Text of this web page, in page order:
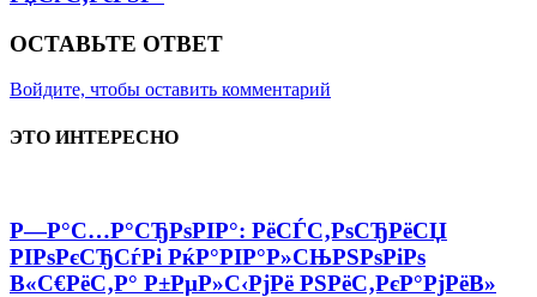
ОСТАВЬТЕ ОТВЕТ
Войдите, чтобы оставить комментарий
ЭТО ИНТЕРЕСНО
Р—Р°С…Р°СЂРѕРІР°: РёСЃС‚РѕСЂРёСЏ
РІРѕРєСЂСѓРі РќР°РІР°Р»СЊРЅРѕРіРѕ
В«С€РёС‚Р° Р±РµР»С‹РјРё РЅРёС‚РєР°РјРёВ»